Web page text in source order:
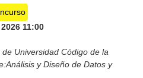
11:00
Universidad Código de la
y Diseño de Datos y